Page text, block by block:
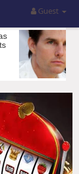
Guest